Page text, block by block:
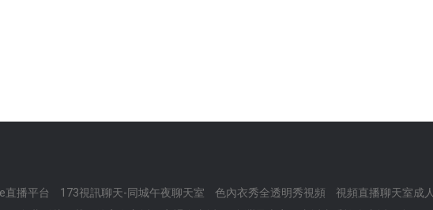
直播平台 173視訊聊天-同城午夜聊天室 色內衣秀全透明秀視頻 視頻直播聊天室成人